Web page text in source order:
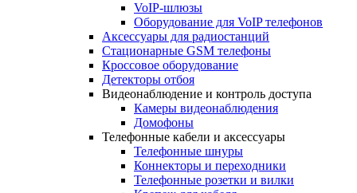
VoIP-шлюзы
Оборудование для VoIP телефонов
Аксессуары для радиостанций
Стационарные GSM телефоны
Кроссовое оборудование
Детекторы отбоя
Видеонаблюдение и контроль доступа
Камеры видеонаблюдения
Домофоны
Телефонные кабели и аксессуары
Телефонные шнуры
Коннекторы и переходники
Телефонные розетки и вилки